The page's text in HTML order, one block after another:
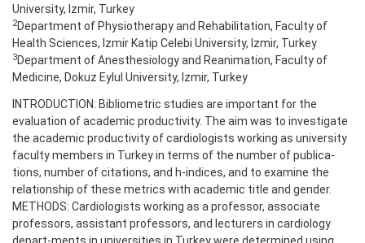
University, Izmir, Turkey
2Department of Physiotherapy and Rehabilitation, Faculty of
Health Sciences, Izmir Katip Celebi University, Izmir, Turkey
3Department of Anesthesiology and Reanimation, Faculty of
Medicine, Dokuz Eylul University, Izmir, Turkey
INTRODUCTION: Bibliometric studies are important for the
evaluation of academic productivity. The aim was to investigate
the academic productivity of cardiologists working as university
faculty members in Turkey in terms of the number of publica-
tions, number of citations, and h-indices, and to examine the
relationship of these metrics with academic title and gender.
METHODS: Cardiologists working as a professor, associate
professors, assistant professors, and lecturers in cardiology